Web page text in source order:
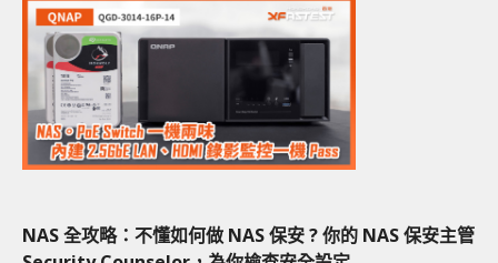
NAS 全攻略：不懂如何做 NAS 保安 ? 你的 NAS 保安主管